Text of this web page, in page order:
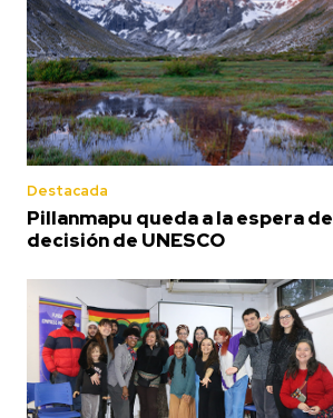
Destacada
Pillanmapu queda a la espera de
decisión de UNESCO